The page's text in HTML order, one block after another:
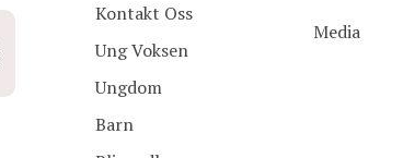
Kontakt Oss
Ung Voksen
Ungdom
Barn
Media